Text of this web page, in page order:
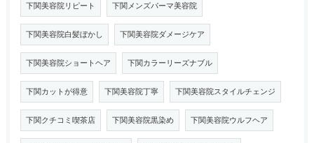
下関美容院リピート 下関メンズパーマ美容院
下関美容院白髪ぼかし 下関美容院ダメージケア
下関美容院ショートヘア 下関カラーリーズナブル
下関カットが得意 下関美容院丁寧 下関美容院スタイルチェンジ
下関クチコミ喫茶店 下関美容院黒染め 下関美容院ウルフヘア